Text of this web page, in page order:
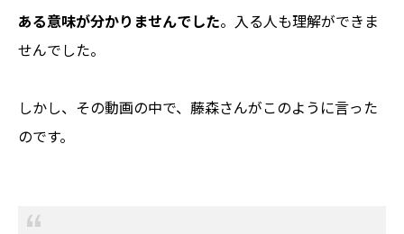
ある意味が分かりませんでした。入る人も理解ができま
せんでした。
しかし、その動画の中で、藤森さんがこのように言った
のです。